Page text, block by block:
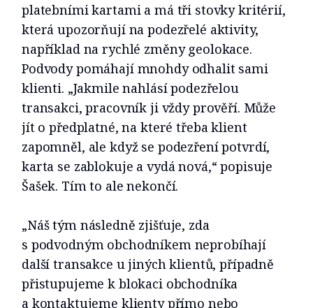
platebními kartami a má tři stovky kritérií,
která upozorňují na podezřelé aktivity,
například na rychlé změny geolokace.
Podvody pomáhají mnohdy odhalit sami
klienti. „Jakmile nahlásí podezřelou
transakci, pracovník ji vždy prověří. Může
jít o předplatné, na které třeba klient
zapomněl, ale když se podezření potvrdí,
karta se zablokuje a vydá nová,“ popisuje
Šašek. Tím to ale nekončí.
„Náš tým následně zjišťuje, zda
s podvodným obchodníkem neprobíhají
další transakce u jiných klientů, případně
přistupujeme k blokaci obchodníka
a kontaktujeme klienty přímo nebo